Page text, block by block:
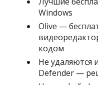
Windows
Olive —
кодом
Не удаляются
Defender —